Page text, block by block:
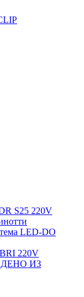
S25 220V
LED-DO
220V
ИЗ